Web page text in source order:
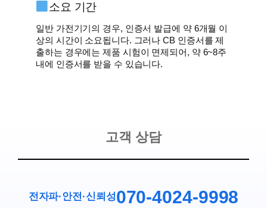
소요 기간
일반 가전기기의 경우, 인증서 발급에 약 6개월 이
상의 시간이 소요됩니다. 그러나 CB 인증서를 제
출하는 경우에는 제품 시험이 면제되어, 약 6~8주
내에 인증서를 받을 수 있습니다.
고객 상담
전자파·안전·신뢰성070-4024-9998